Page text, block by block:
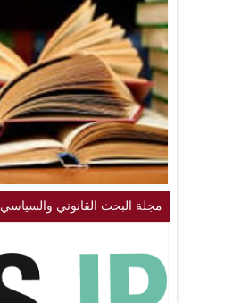
مجلة البحث القانوني والسياسي